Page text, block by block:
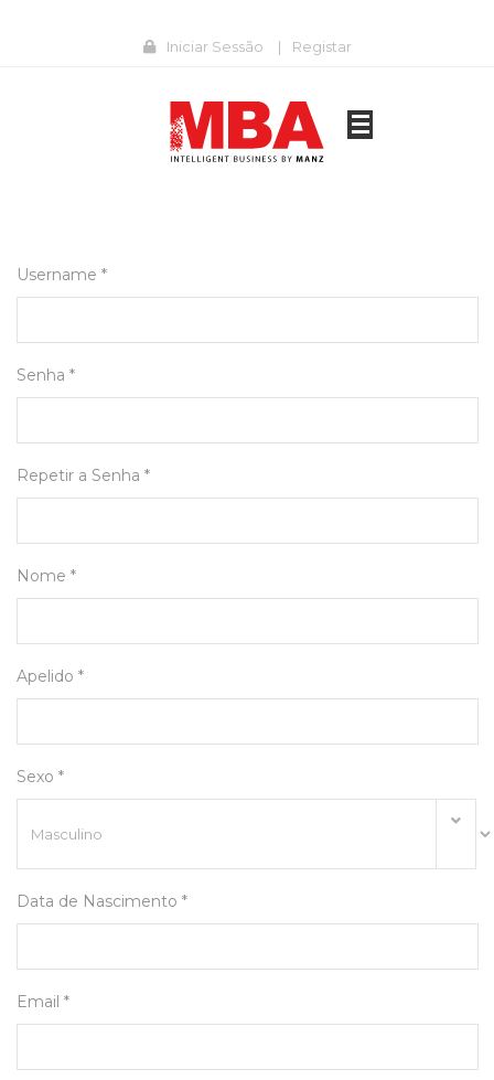
Iniciar Sessão | Registar
Username *
Senha *
Repetir a Senha *
Nome *
Apelido *
Sexo *
Data de Nascimento *
Email *